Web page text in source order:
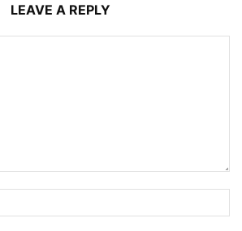
LEAVE A REPLY